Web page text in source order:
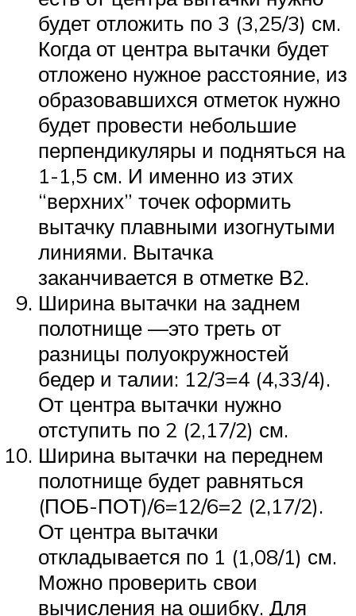
будет отложить по 3 (3,25/3) см.
Когда от центра вытачки будет
отложено нужное расстояние, из
образовавшихся отметок нужно
будет провести небольшие
перпендикуляры и подняться на
1-1,5 см. И именно из этих
“верхних” точек оформить
вытачку плавными изогнутыми
линиями. Вытачка
заканчивается в отметке В2.
Ширина вытачки на заднем
полотнище —это треть от
разницы полуокружностей
бедер и талии: 12/3=4 (4,33/4).
От центра вытачки нужно
отступить по 2 (2,17/2) см.
Ширина вытачки на переднем
полотнище будет равняться
(ПОБ-ПОТ)/6=12/6=2 (2,17/2).
От центра вытачки
откладывается по 1 (1,08/1) см.
Можно проверить свои
вычисления на ошибку. Для